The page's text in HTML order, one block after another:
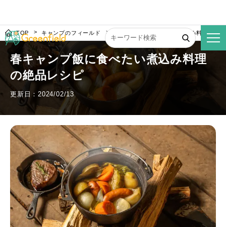
TOP キャンプのフィールド 春キャンプ飯に食べたい煮込み料理の絶
春キャンプ飯に食べたい煮込み料理
の絶品レシピ
更新日：2024/02/13